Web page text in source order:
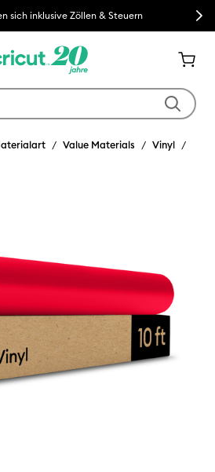
sich inklusive Zöllen & Steuern Next
Value Materials Vinyl